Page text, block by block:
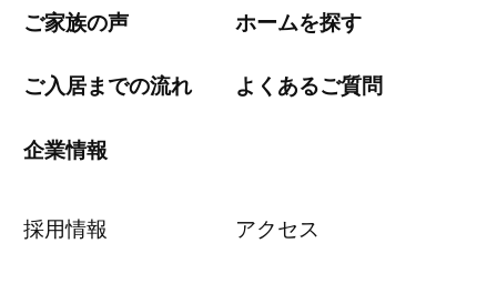
ご家族の声 ホームを探す
ご入居までの流れ よくあるご質問
企業情報
採用情報 アクセス